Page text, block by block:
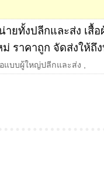
ายทั้งปลีกและส่ง เสื้อ
ราคาถูก จัดส่งให้ถึ
อแบบผู้ใหญ่ปลีกและส่ง